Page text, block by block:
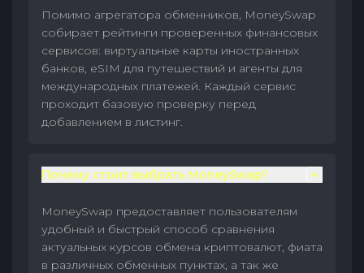
Помимо агрегатора обменников, MoneySwap
собирает рейтинги проверенных финансовых
сервисов: виртуальные карты иностранных
банков, eSIM для путешествий и агенты для
международных платежей. Каждый сервис
проходит базовую проверку перед
добавлением в листинг.
Почему стоит выбрать MoneySwap?
MoneySwap предоставляет пользователям
удобный и быстрый способ сравнения
актуальных курсов обмена криптовалют, фиата
в различных обменных пунктах, а так же